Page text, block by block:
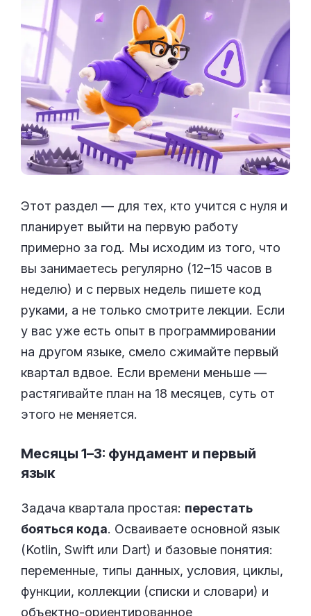
Этот раздел — для тех, кто учится с нуля и
планирует выйти на первую работу
примерно за год. Мы исходим из того, что
вы занимаетесь регулярно (12–15 часов в
неделю) и с первых недель пишете код
руками, а не только смотрите лекции. Если
у вас уже есть опыт в программировании
на другом языке, смело сжимайте первый
квартал вдвое. Если времени меньше —
растягивайте план на 18 месяцев, суть от
этого не меняется.
Месяцы 1–3: фундамент и первый
язык
Задача квартала простая: перестать
бояться кода. Осваиваете основной язык
(Kotlin, Swift или Dart) и базовые понятия:
переменные, типы данных, условия, циклы,
функции, коллекции (списки и словари) и
объектно-ориентированное